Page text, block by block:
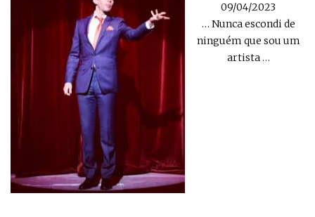
09/04/2023
… Nunca escondi de
ninguém que sou um
artista…